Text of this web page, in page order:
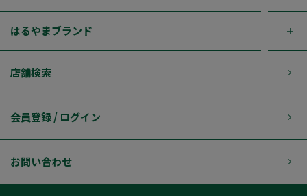
はるやまブランド
店舗検索
会員登録 / ログイン
お問い合わせ